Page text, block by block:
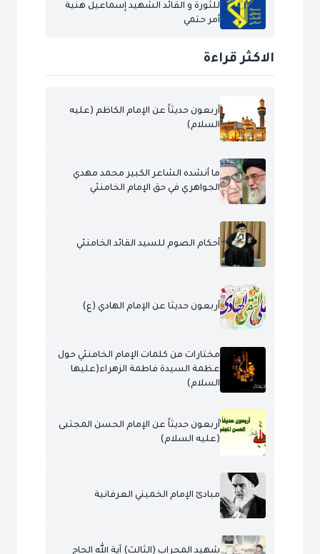
للثورة و القائد الشهيد إسماعيل هنية
أمر حتمي
الاكثر قراءة
أربعون حديثاً عن الإمام الكاظم (عليه
السلام)
ما أنشده الشاعر الكبير محمد مهدي
الجواهري في حق الإمام الخامنئي
أحكام الصوم للسيد القائد الخامنئي
أربعون حديثا عن الإمام الهادي (ع)
مختارات من كلمات الإمام الخامنئي حول
عظمة السيدة فاطمة الزهراء(عليها
السلام)
أربعون حديثاً عن الإمام الحسن المجتبى
(عليه السلام)
مبادئ الإمام الخميني العرفانية
شهيد المحراب (الثالث) آية الله الحاج